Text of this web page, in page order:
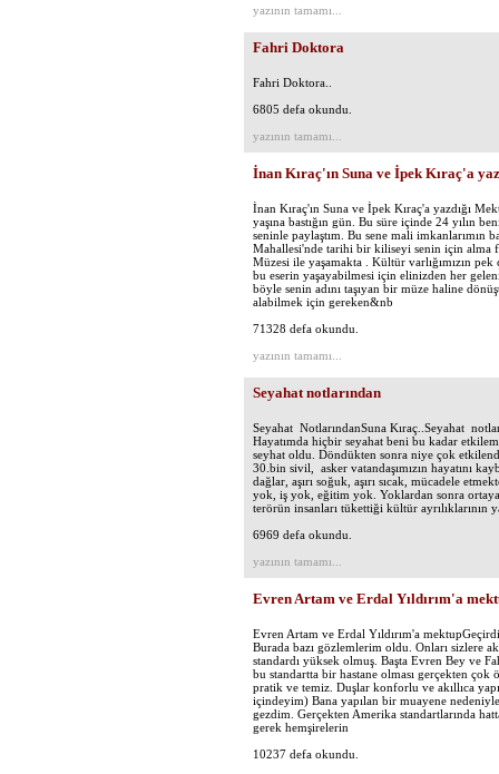
yazının tamamı...
Fahri Doktora
Fahri Doktora..
6805 defa okundu.
yazının tamamı...
İnan Kıraç'ın Suna ve İpek Kıraç'a
İnan Kıraç'ın Suna ve İpek Kıraç'a yazdığı
yaşına bastığın gün. Bu süre içinde 24 yılın
seninle paylaştım. Bu sene mali
Mahallesi'nde tarihi bir kiliseyi senin için alma
Müzesi ile yaşamakta . Kültür varlığımızın
bu eserin yaşayabilmesi için elinizden her
böyle senin adını taşıyan bir müze haline
alabilmek için gereken&nb
71328 defa okundu.
yazının tamamı...
Seyahat notlarından
Seyahat NotlarındanSuna Kıraç..Seyahat
Hayatımda hiçbir seyahat beni bu kadar
seyhat oldu. Döndükten sonra niye çok
30.bin sivil, asker vatandaşımızın hayatını
dağlar, aşırı soğuk, aşırı sıcak, mücadele
yok, iş yok, eğitim yok. Yoklardan sonra
terörün insanları tükettiği kültür ayrılıklarının
6969 defa okundu.
yazının tamamı...
Evren Artam ve Erdal Yıldırım'a
Evren Artam ve Erdal Yıldırım'a
Burada bazı gözlemlerim oldu. Onları sizlere
standardı yüksek olmuş. Başta Evren Bey ve
bu standartta bir hastane olması gerçekten
pratik ve temiz. Duşlar konforlu ve akıllıca
içindeyim) Bana yapılan bir muayene
gezdim. Gerçekten Amerika standartlarında
gerek hemşirelerin
10237 defa okundu.